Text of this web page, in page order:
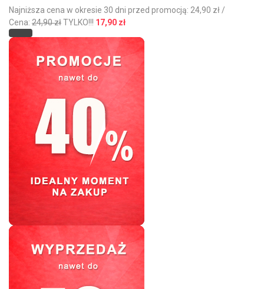
Najniższa cena w okresie 30 dni przed promocją: 24,90 zł /
Cena: 24,90 złTYLKO!!! 17,90 zł